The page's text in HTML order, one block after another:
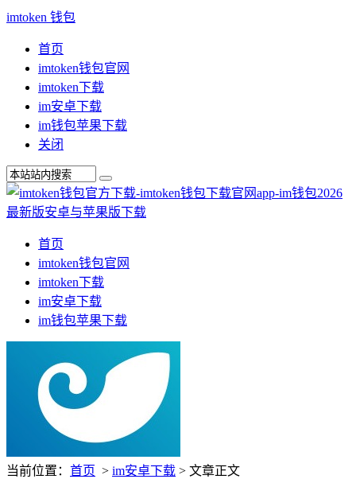
imtoken 钱包
首页
imtoken钱包官网
imtoken下载
im安卓下载
im钱包苹果下载
关闭
首页
imtoken钱包官网
imtoken下载
im安卓下载
im钱包苹果下载
当前位置： 首页 > im安卓下载 > 文章正文